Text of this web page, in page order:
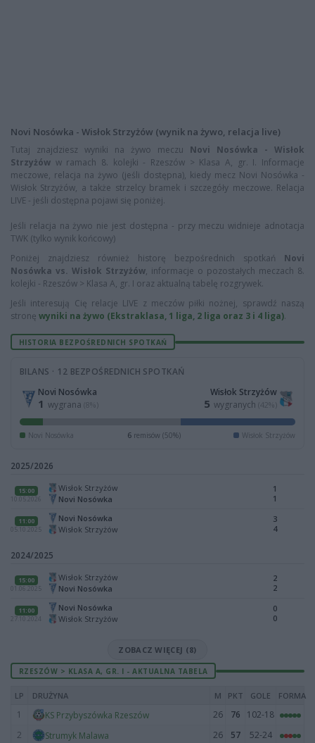
Novi Nosówka - Wisłok Strzyżów (wynik na żywo, relacja live)
Tutaj znajdziesz wyniki na żywo meczu Novi Nosówka - Wisłok
Strzyżów w ramach 8. kolejki - Rzeszów > Klasa A, gr. I. Informacje
meczowe, relacja na żywo (jeśli dostępna), kiedy mecz Novi Nosówka -
Wisłok Strzyżów, a także strzelcy bramek i szczegóły meczowe. Relacja
LIVE - jeśli dostępna pojawi się poniżej.
Jeśli relacja na żywo nie jest dostępna - przy meczu widnieje adnotacja
TWK (tylko wynik końcowy)
Poniżej znajdziesz również historę bezpośrednich spotkań Novi
Nosówka vs. Wisłok Strzyżów, informacje o pozostałych meczach 8.
kolejki - Rzeszów > Klasa A, gr. I oraz aktualną tabelę rozgrywek.
Jeśli interesują Cię relacje LIVE z meczów piłki nożnej, sprawdź naszą
stronę wyniki na żywo (Ekstraklasa, 1 liga, 2 liga oraz 3 i 4 liga).
HISTORIA BEZPOŚREDNICH SPOTKAŃ
BILANS · 12 BEZPOŚREDNICH SPOTKAŃ
Novi Nosówka
1 wygrana (8%)
Wisłok Strzyżów
5 wygranych (42%)
Novi Nosówka 6remisów (50%) Wisłok Strzyżów
2025/2026
15:00
10.05.2026
Wisłok Strzyżów
Novi Nosówka
1
1
11:00
05.10.2025
Novi Nosówka
Wisłok Strzyżów
3
4
2024/2025
15:00
01.06.2025
Wisłok Strzyżów
Novi Nosówka
2
2
11:00
27.10.2024
Novi Nosówka
Wisłok Strzyżów
0
0
ZOBACZ WIĘCEJ (8)
RZESZÓW > KLASA A, GR. I - AKTUALNA TABELA
LP DRUŻYNA M PKT GOLE FORMA
1 KS Przybyszówka Rzeszów 26 76
102-18
2
Strumyk Malawa 26 57
52-24